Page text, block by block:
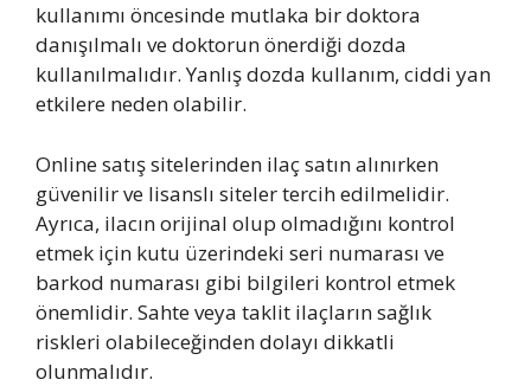
kullanımı öncesinde mutlaka bir doktora
danışılmalı ve doktorun önerdiği dozda
kullanılmalıdır. Yanlış dozda kullanım, ciddi yan
etkilere neden olabilir.
Online satış sitelerinden ilaç satın alınırken
güvenilir ve lisanslı siteler tercih edilmelidir.
Ayrıca, ilacın orijinal olup olmadığını kontrol
etmek için kutu üzerindeki seri numarası ve
barkod numarası gibi bilgileri kontrol etmek
önemlidir. Sahte veya taklit ilaçların sağlık
riskleri olabileceğinden dolayı dikkatli
olunmalıdır.